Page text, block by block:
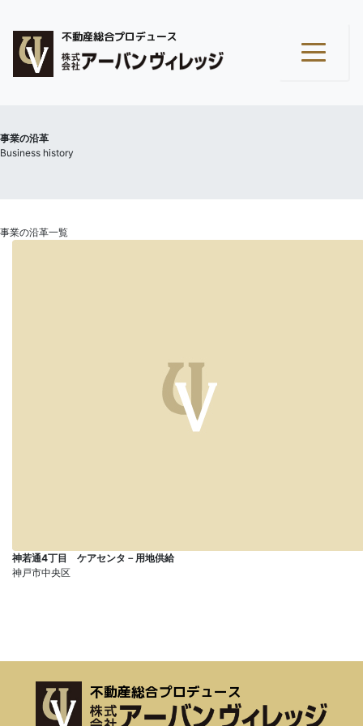
不動産総合プロデュース
事業の沿革
Business history
事業の沿革一覧
神若通4丁目 ケアセンタ－用地供給
神戸市中央区
不動産総合プロデュース